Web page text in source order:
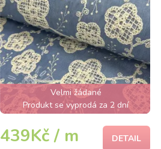
Velmi žádané
Produkt se vyprodá za 2 dní
439Kč / m DETAIL